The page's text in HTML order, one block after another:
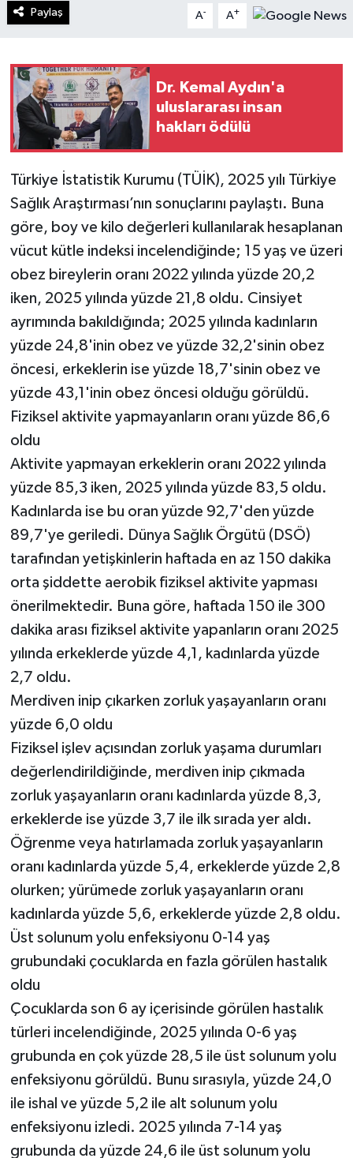
Paylaş A- A+
Dr. Kemal Aydın'a
uluslararası insan
hakları ödülü
Türkiye İstatistik Kurumu (TÜİK), 2025 yılı Türkiye
Sağlık Araştırması’nın sonuçlarını paylaştı. Buna
göre, boy ve kilo değerleri kullanılarak hesaplanan
vücut kütle indeksi incelendiğinde; 15 yaş ve üzeri
obez bireylerin oranı 2022 yılında yüzde 20,2
iken, 2025 yılında yüzde 21,8 oldu. Cinsiyet
ayrımında bakıldığında; 2025 yılında kadınların
yüzde 24,8'inin obez ve yüzde 32,2'sinin obez
öncesi, erkeklerin ise yüzde 18,7'sinin obez ve
yüzde 43,1'inin obez öncesi olduğu görüldü.
Fiziksel aktivite yapmayanların oranı yüzde 86,6
oldu
Aktivite yapmayan erkeklerin oranı 2022 yılında
yüzde 85,3 iken, 2025 yılında yüzde 83,5 oldu.
Kadınlarda ise bu oran yüzde 92,7'den yüzde
89,7'ye geriledi. Dünya Sağlık Örgütü (DSÖ)
tarafından yetişkinlerin haftada en az 150 dakika
orta şiddette aerobik fiziksel aktivite yapması
önerilmektedir. Buna göre, haftada 150 ile 300
dakika arası fiziksel aktivite yapanların oranı 2025
yılında erkeklerde yüzde 4,1, kadınlarda yüzde
2,7 oldu.
Merdiven inip çıkarken zorluk yaşayanların oranı
yüzde 6,0 oldu
Fiziksel işlev açısından zorluk yaşama durumları
değerlendirildiğinde, merdiven inip çıkmada
zorluk yaşayanların oranı kadınlarda yüzde 8,3,
erkeklerde ise yüzde 3,7 ile ilk sırada yer aldı.
Öğrenme veya hatırlamada zorluk yaşayanların
oranı kadınlarda yüzde 5,4, erkeklerde yüzde 2,8
olurken; yürümede zorluk yaşayanların oranı
kadınlarda yüzde 5,6, erkeklerde yüzde 2,8 oldu.
Üst solunum yolu enfeksiyonu 0-14 yaş
grubundaki çocuklarda en fazla görülen hastalık
oldu
Çocuklarda son 6 ay içerisinde görülen hastalık
türleri incelendiğinde, 2025 yılında 0-6 yaş
grubunda en çok yüzde 28,5 ile üst solunum yolu
enfeksiyonu görüldü. Bunu sırasıyla, yüzde 24,0
ile ishal ve yüzde 5,2 ile alt solunum yolu
enfeksiyonu izledi. 2025 yılında 7-14 yaş
grubunda da yüzde 24,6 ile üst solunum yolu